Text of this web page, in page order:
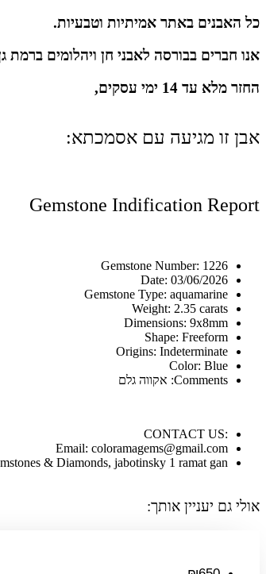
כל האבנים באתר אמיתיות וטבעיות.
אנו חברים בבורסה לאבני חן ויהלומים ברמת
החזר מלא עד 14 ימי עסקים,
אבן זו מגיעה עם אסמכתא:
Gemstone Indification Report
Gemstone Number: 1226
Date: 03/06/2026
Gemstone Type: aquamarine
Weight: 2.35 carats
Dimensions: 9x8mm
Shape: Freeform
Origins: Indeterminate
Color: Blue
Comments: אקווה גלם
:CONTACT US
Email: coloramagems@gmail.com
& Diamonds, jabotinsky 1 ramat gan
אולי גם יעניין אותך: